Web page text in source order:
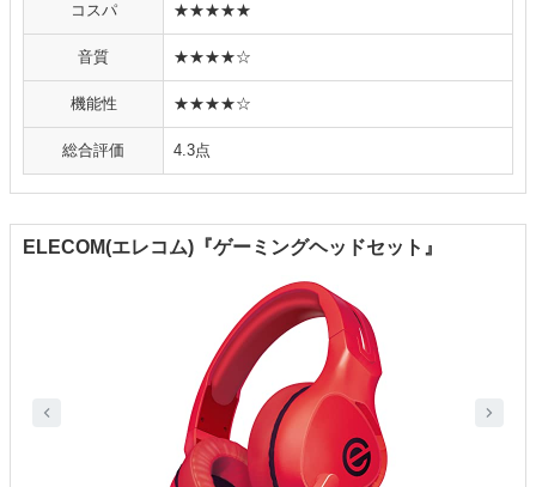
コスパ ★★★★★
音質 ★★★★☆
機能性 ★★★★☆
総合評価 4.3点
ELECOM(エレコム)『ゲーミングヘッドセット』